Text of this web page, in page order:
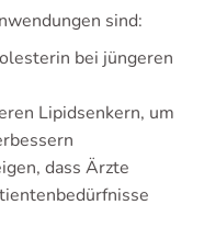
sind:
bei jüngeren
Lipidsenkern, um
dass Ärzte